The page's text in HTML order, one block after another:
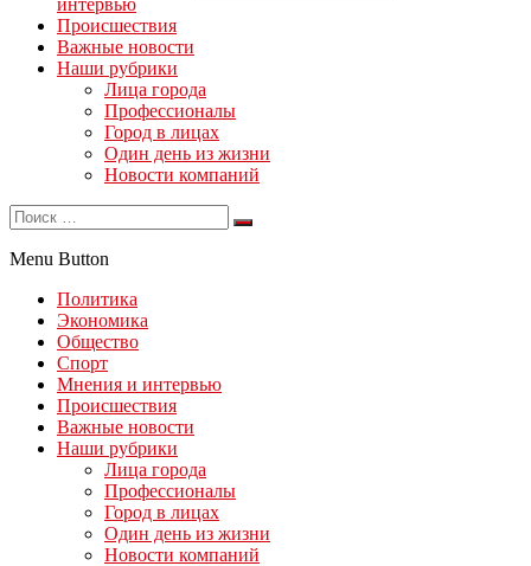
интервью
Происшествия
Важные новости
Наши рубрики
Лица города
Профессионалы
Город в лицах
Один день из жизни
Новости компаний
Menu Button
Политика
Экономика
Общество
Спорт
Мнения и интервью
Происшествия
Важные новости
Наши рубрики
Лица города
Профессионалы
Город в лицах
Один день из жизни
Новости компаний